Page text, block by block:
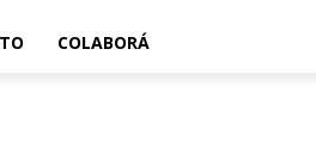
COLABORÁ